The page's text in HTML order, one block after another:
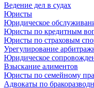
Ведение дел в судах
Юристы
Юридическое
Юристы по кредитным
Юристы по страховым
Урегулирование
Юридическое
Взыскание алиментов
Юристы по семейному
Адвокаты по